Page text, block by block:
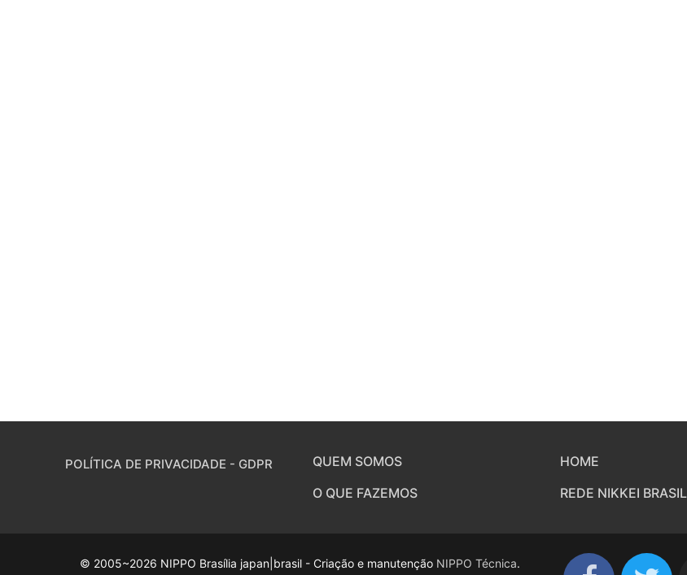
POLÍTICA DE PRIVACIDADE - GDPR
QUEM SOMOS
O QUE FAZEMOS
HOME
REDE NIKKEI BRASIL
© 2005~2026 NIPPO Brasília japan|brasil - Criação e manutenção NIPPO Técnica.